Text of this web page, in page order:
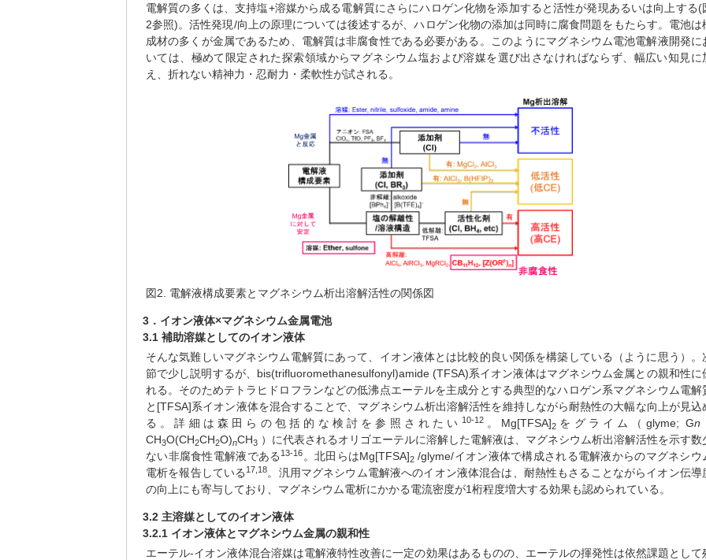
電解質の多くは、支持塩+溶媒から成る電解質にさらにハロゲン化物を添加すると活性が発現あるいは向上する(
2参照)。活性発現/向上の原理については後述するが、ハロゲン化物の添加は同時に腐食問題をもたらす。電池は
成材の多くが金属であるため、電解質は非腐食性である必要がある。このようにマグネシウム電池電解液開発に
いては、極めて限定された探索領域からマグネシウム塩および溶媒を選び出さなければならず、幅広い知見に
え、折れない精神力・忍耐力・柔軟性が試される。
図2. 電解液構成要素とマグネシウム析出溶解活性の関係図
3．イオン液体×マグネシウム金属電池
3.1 補助溶媒としてのイオン液体
そんな気難しいマグネシウム電解質にあって、イオン液体とは比較的良い関係を構築している（ように思う）。
節で少し説明するが、bis(trifluoromethanesulfonyl)amide (TFSA)系イオン液体はマグネシウム金属との親和性に
れる。そのためテトラヒドロフランなどの低沸点エーテルを主成分とする典型的なハロゲン系マグネシウム電解
と[TFSA]系イオン液体を混合することで、マグネシウム析出溶解活性を維持しながら耐熱性の大幅な向上が見込
る。詳細は森田らの包括的な検討を参照されたい 10-12。Mg[TFSA]2 をグライム（glyme; Gn
CH3O(CH2CH2O)nCH3 ）に代表されるオリゴエーテルに溶解した電解液は、マグネシウム析出溶解活性を示す数
ない非腐食性電解液である13-16 。北田らはMg[TFSA]2 /glyme/イオン液体で構成される電解液からのマグネシウ
電析を報告している17,18。汎用マグネシウム電解液へのイオン液体混合は、耐熱性もさることながらイオン伝導
の向上にも寄与しており、マグネシウム電析にかかる電流密度が1桁程度増大する効果も認められている。
3.2 主溶媒としてのイオン液体
3.2.1 イオン液体とマグネシウム金属の親和性
エーテル-イオン液体混合溶媒は電解液特性改善に一定の効果はあるものの、エーテルの揮発性は依然課題として